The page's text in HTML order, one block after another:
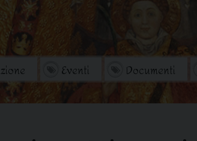
Eventi
Documenti
Archivio Storico